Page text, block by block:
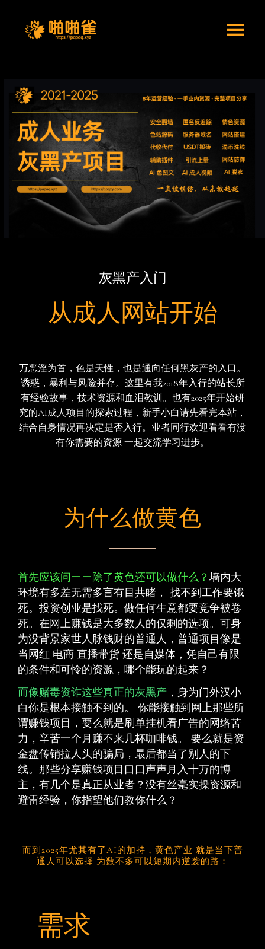
切
导
航
建站准备
教程服务
演示社区
教程资源
灰黑产入门
从成人网站开始
万恶淫为首，色是天性，也是通向任何黑灰产的入口。
诱惑，暴利与风险并存。这里有我2018年入行的站长所
有经验故事，技术资源和血泪教训。也有2025年开始研
究的AI成人项目的探索过程，新手小白请先看完本站，
结合自身情况再决定是否入行。业者同行欢迎看看有没
有你需要的资源 一起交流学习进步。
为什么做黄色
首先应该问——除了黄色还可以做什么？ 墙内大
环境有多差无需多言有目共睹， 找不到工作要饿
死。投资创业是找死。做任何生意都要竞争被卷
死。在网上赚钱是大多数人的仅剩的选项。可身
为没背景家世人脉钱财的普通人，普通项目像是
当网红 电商 直播带货 还是自媒体，凭自己有限
的条件和可怜的资源，哪个能玩的起来？
而像赌毒资诈这些真正的灰黑产 ，身为门外汉小
白你是根本接触不到的。 你能接触到网上那些所
谓赚钱项目，要么就是刷单挂机看广告的网络苦
力，辛苦一个月赚不来几杯咖啡钱。 要么就是资
金盘传销拉人头的骗局，最后都当了别人的下
线。那些分享赚钱项目口口声声月入十万的博
主，有几个是真正从业者？没有丝毫实操资源和
避雷经验，你指望他们教你什么？
而到2025年尤其有了AI的加持，黄色产业 就是当下普
通人可以选择 为数不多可以短期内逆袭的路：
需求